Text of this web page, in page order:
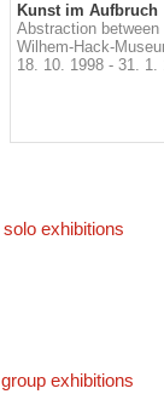
Kunst im Aufbruch
Abstraction between
Wilhem-Hack-
18. 10. 1998 - 31. 1.
solo exhibitions
group exhibitions